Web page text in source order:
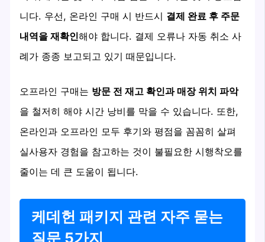
니다. 우선, 온라인 구매 시 반드시 결제 완료 후 주문
내역을 재확인해야 합니다. 결제 오류나 자동 취소 사
례가 종종 보고되고 있기 때문입니다.
오프라인 구매는 방문 전 재고 확인과 매장 위치 파악
을 철저히 해야 시간 낭비를 막을 수 있습니다. 또한,
온라인과 오프라인 모두 후기와 평점을 꼼꼼히 살펴
실사용자 경험을 참고하는 것이 불필요한 시행착오를
줄이는 데 큰 도움이 됩니다.
케데헌 패키지 관련 자주 묻는
질문 5가지